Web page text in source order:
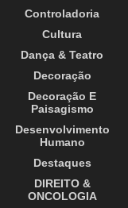
Controladoria
Cultura
Dança & Teatro
Decoração
Decoração E
Paisagismo
Desenvolvimento
Humano
Destaques
DIREITO &
ONCOLOGIA